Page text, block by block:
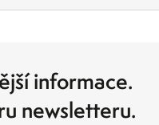
informace.
newsletteru.